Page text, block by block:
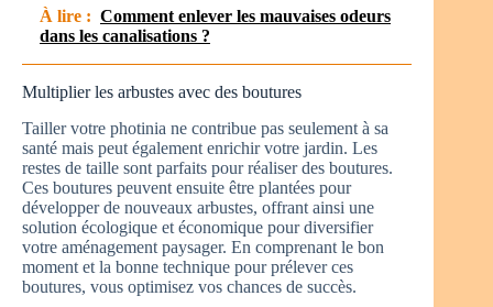
À lire : Comment enlever les mauvaises odeurs
dans les canalisations ?
Multiplier les arbustes avec des boutures
Tailler votre photinia ne contribue pas seulement à sa
santé mais peut également enrichir votre jardin. Les
restes de taille sont parfaits pour réaliser des boutures.
Ces boutures peuvent ensuite être plantées pour
développer de nouveaux arbustes, offrant ainsi une
solution écologique et économique pour diversifier
votre aménagement paysager. En comprenant le bon
moment et la bonne technique pour prélever ces
boutures, vous optimisez vos chances de succès.